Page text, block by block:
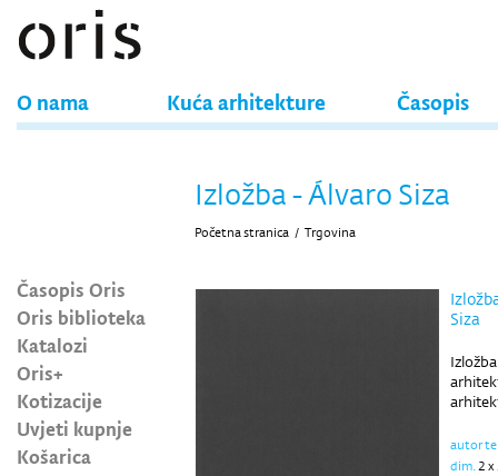
O nama Kuća arhitekture Časopis
Časopis Oris
Oris biblioteka
Katalozi
Oris+
Kotizacije
Uvjeti kupnje
Košarica
Izložba - Álvaro Siza
Početna stranica / Trgovina
Siza
autor
dim.2 x